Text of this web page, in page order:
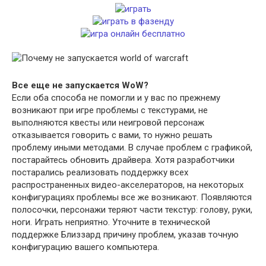
Все еще не запускается WoW?
Если оба способа не помогли и у вас по прежнему
возникают при игре проблемы с текстурами, не
выполняются квесты или неигровой персонаж
отказывается говорить с вами, то нужно решать
проблему иными методами. В случае проблем с графикой,
постарайтесь обновить драйвера. Хотя разработчики
постарались реализовать поддержку всех
распространенных видео-акселераторов, на некоторых
конфигурациях проблемы все же возникают. Появляются
полосочки, персонажи теряют части текстур: голову, руки,
ноги. Играть неприятно. Уточните в технической
поддержке Близзард причину проблем, указав точную
конфигурацию вашего компьютера.